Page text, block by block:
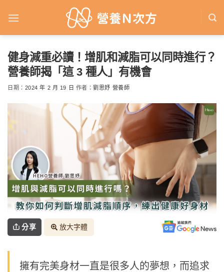
健身減重必讀！增肌和減脂可以同時進行？
營養師揭「這 3 種人」有機會
日期： 2024 年 2 月 19 日 作者：劉思妤 營養師
分享 放大字體
擁有完美身材一直是很多人的夢想，而追求